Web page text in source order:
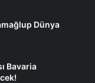
Dünya
Bavaria